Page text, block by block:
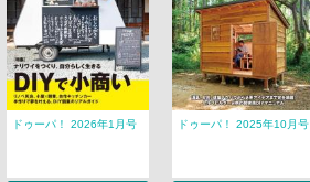
ドゥーパ！ 2026年1月号 ドゥーパ！ 2025年10月号